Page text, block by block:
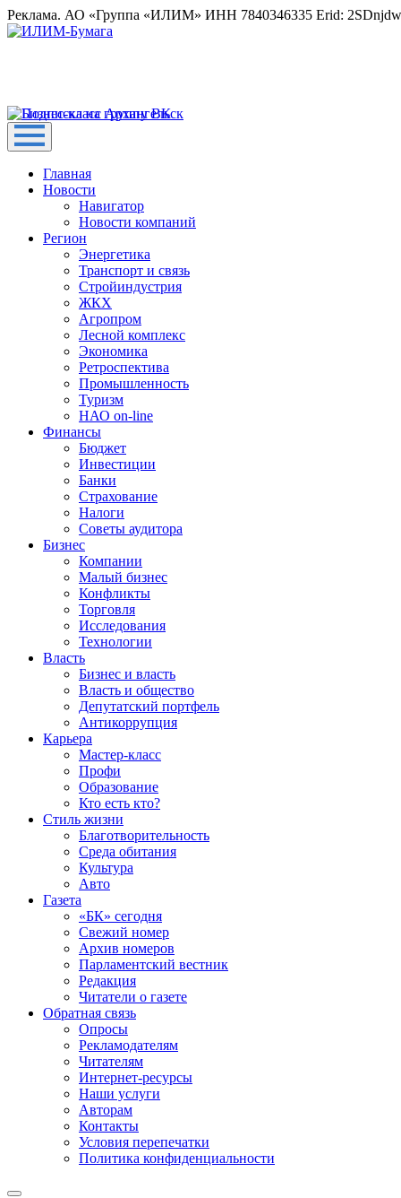
Реклама. АО «Группа «ИЛИМ» ИНН 7840346335 Erid:
Главная
Новости
Навигатор
Новости компаний
Регион
Энергетика
Транспорт и связь
Стройиндустрия
ЖКХ
Агропром
Лесной комплекс
Экономика
Ретроспектива
Промышленность
Туризм
НАО on-line
Финансы
Бюджет
Инвестиции
Банки
Страхование
Налоги
Советы аудитора
Бизнес
Компании
Малый бизнес
Конфликты
Торговля
Исследования
Технологии
Власть
Бизнес и власть
Власть и общество
Депутатский портфель
Антикоррупция
Карьера
Мастер-класс
Профи
Образование
Кто есть кто?
Стиль жизни
Благотворительность
Среда обитания
Культура
Авто
Газета
«БК» сегодня
Свежий номер
Архив номеров
Парламентский вестник
Редакция
Читатели о газете
Обратная связь
Опросы
Рекламодателям
Читателям
Интернет-ресурсы
Наши услуги
Авторам
Контакты
Условия перепечатки
Политика конфиденциальности